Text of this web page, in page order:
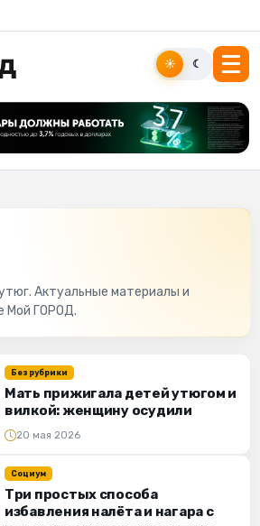
☀ ☾
Актуальные материалы и
Мой ГОРОД.
Без рубрики
Мать прижигала детей утюгом и
вилкой: женщину осудили
20 мая 2026
Социум
Три простых способа
избавления налёта и нагара с